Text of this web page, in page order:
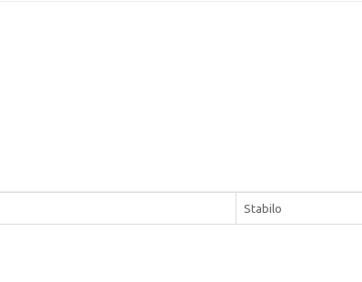
Stabilo